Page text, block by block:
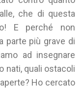
che di questa
E perché non
parte più grave di
ad insegnare
nati, quali ostacoli
Ho cercato